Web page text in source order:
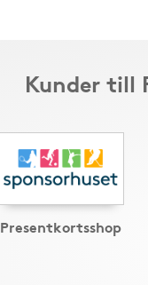
Kunder till
Presentkortsshop